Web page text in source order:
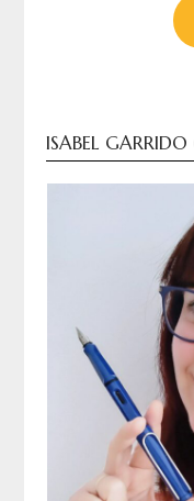
ISABEL